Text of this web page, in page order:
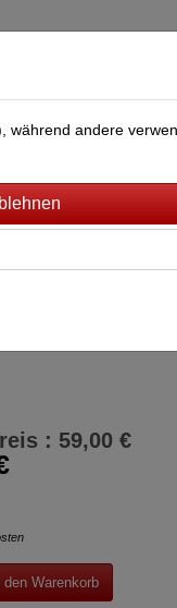
: 59,00 €
den Warenkorb
während andere